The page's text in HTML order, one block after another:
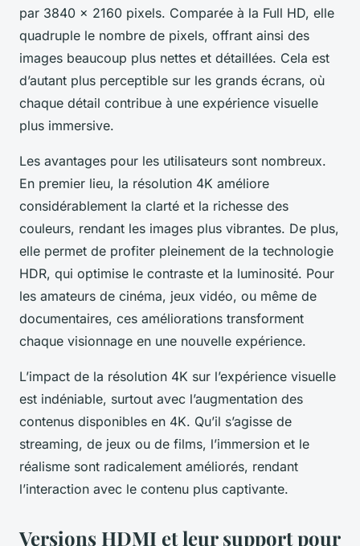
par 3840 x 2160 pixels. Comparée à la Full HD, elle
quadruple le nombre de pixels, offrant ainsi des
images beaucoup plus nettes et détaillées. Cela est
d’autant plus perceptible sur les grands écrans, où
chaque détail contribue à une expérience visuelle
plus immersive.
Les avantages pour les utilisateurs sont nombreux.
En premier lieu, la résolution 4K améliore
considérablement la clarté et la richesse des
couleurs, rendant les images plus vibrantes. De plus,
elle permet de profiter pleinement de la technologie
HDR, qui optimise le contraste et la luminosité. Pour
les amateurs de cinéma, jeux vidéo, ou même de
documentaires, ces améliorations transforment
chaque visionnage en une nouvelle expérience.
L’impact de la résolution 4K sur l’expérience visuelle
est indéniable, surtout avec l’augmentation des
contenus disponibles en 4K. Qu’il s’agisse de
streaming, de jeux ou de films, l’immersion et le
réalisme sont radicalement améliorés, rendant
l’interaction avec le contenu plus captivante.
Versions HDMI et leur support pour